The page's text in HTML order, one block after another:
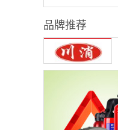
品牌推荐